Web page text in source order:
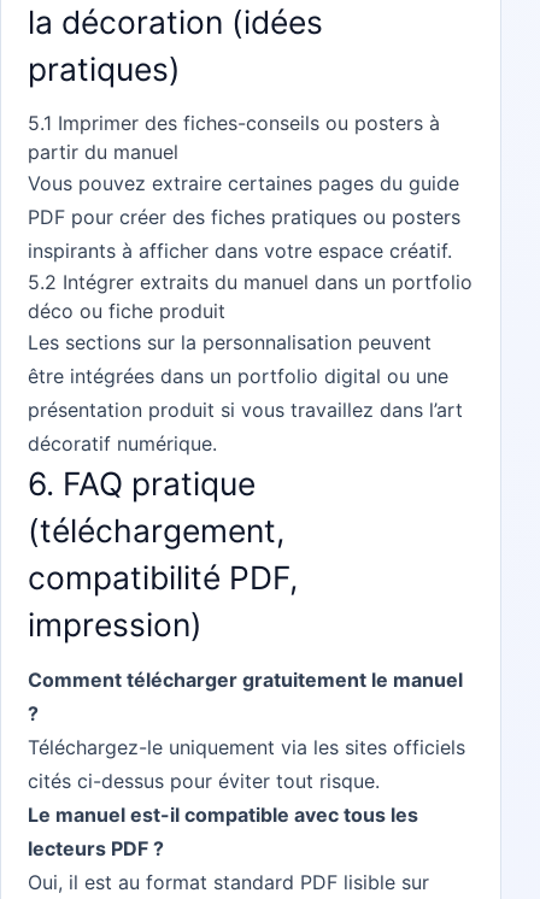
la décoration (idées
pratiques)
5.1 Imprimer des fiches-conseils ou posters à
partir du manuel
Vous pouvez extraire certaines pages du guide
PDF pour créer des fiches pratiques ou posters
inspirants à afficher dans votre espace créatif.
5.2 Intégrer extraits du manuel dans un portfolio
déco ou fiche produit
Les sections sur la personnalisation peuvent
être intégrées dans un portfolio digital ou une
présentation produit si vous travaillez dans l’art
décoratif numérique.
6. FAQ pratique
(téléchargement,
compatibilité PDF,
impression)
Comment télécharger gratuitement le manuel
?
Téléchargez-le uniquement via les sites officiels
cités ci-dessus pour éviter tout risque.
Le manuel est-il compatible avec tous les
lecteurs PDF ?
Oui, il est au format standard PDF lisible sur